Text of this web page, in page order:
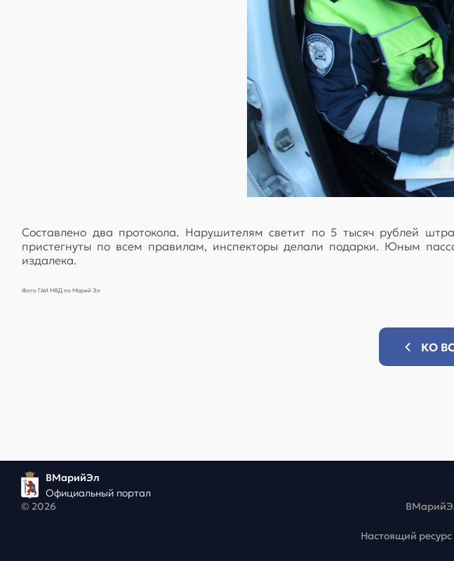
Составлено два протокола. Нарушителям светит по 5 тысяч рублей
пристегнуты по всем правилам, инспекторы делали подарки. Юным
издалека.
Фото ГАИ МВД по Марий Эл
КО
ВМарийЭл
Официальный портал
© 2026
Настоящий